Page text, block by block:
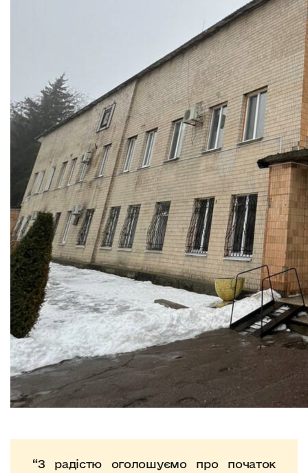
“З радістю оголошуємо про початок